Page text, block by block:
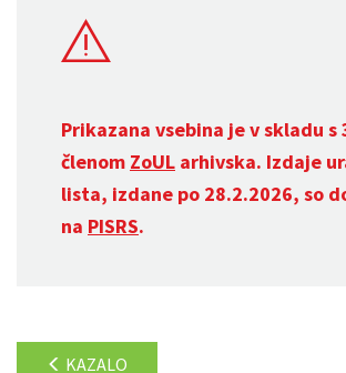
Prikazana vsebina je v skladu s
členom ZoUL arhivska. Izdaje
lista, izdane po 28.2.2026, so
na PISRS.
KAZALO